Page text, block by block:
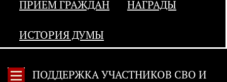
ПРИЕМ ГРАЖДАН НАГРАДЫ
ИСТОРИЯ ДУМЫ
ПОДДЕРЖКА УЧАСТНИКОВ СВО И